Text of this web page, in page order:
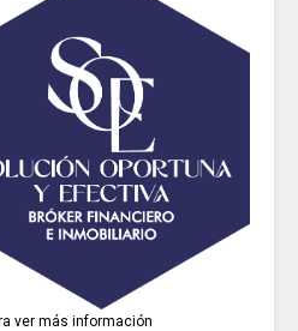
ver más información